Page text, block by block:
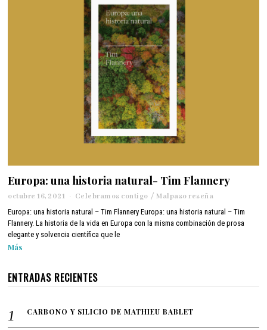
Europa: una historia natural- Tim Flannery
octubre 16, 2021
a
o
9
0
2
Celebramos contigo / Malpaso reseña
Europa: una historia natural – Tim Flannery Europa: una historia natural – Tim
Flannery. La historia de la vida en Europa con la misma combinación de prosa
elegante y solvencia científica que le
Más
ENTRADAS RECIENTES
CARBONO Y SILICIO DE MATHIEU BABLET